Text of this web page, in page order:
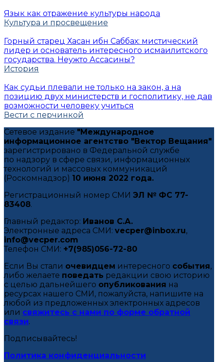
Язык как отражение культуры народа
Культура и просвещение
Горный старец Хасан ибн Саббах: мистический
лидер и основатель интересного исмаилитского
государства. Неужто Ассасины?
История
Как судьи плевали не только на закон, а на
позицию двух министерств и госполитику, не дав
возможности человеку учиться
Вести с перчинкой
Сетевое издание "Международное
информационное агентство "Вектор Вещания"
зарегистрировано в Федеральной службе
по надзору в сфере связи, информационных
технологий и массовых коммуникаций
(Роскомнадзор) 10 июня 2022 года.
Регистрационный номер СМИ ЭЛ № ФС 77-
83408.
Главный редактор: Иванов С.А.
Электронные адреса СМИ: vecper@inbox.ru,
info@vecper.com
Телефон СМИ: +7(985)056-72-80
Если Вы стали очевидцем интересного события,
либо желаете поведать редакции свою историю
с целью дальнейшего опубликования на
ресурсах нашего СМИ, пожалуйста, напишите на
любой из предложенных электронных адресов
или свяжитесь с нами по форме обратной
связи.
Подписывайтесь!
Политика конфиденциальности